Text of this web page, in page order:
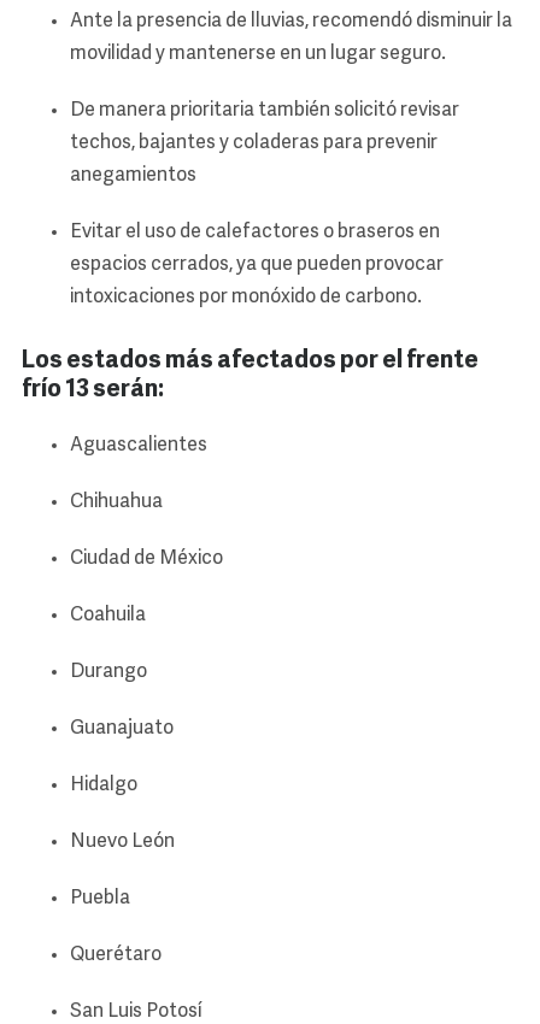
Ante la presencia de lluvias, recomendó disminuir la
movilidad y mantenerse en un lugar seguro.
De manera prioritaria también solicitó revisar
techos, bajantes y coladeras para prevenir
anegamientos
Evitar el uso de calefactores o braseros en
espacios cerrados, ya que pueden provocar
intoxicaciones por monóxido de carbono.
Los estados más afectados por el frente
frío 13 serán:
Aguascalientes
Chihuahua
Ciudad de México
Coahuila
Durango
Guanajuato
Hidalgo
Nuevo León
Puebla
Querétaro
San Luis Potosí